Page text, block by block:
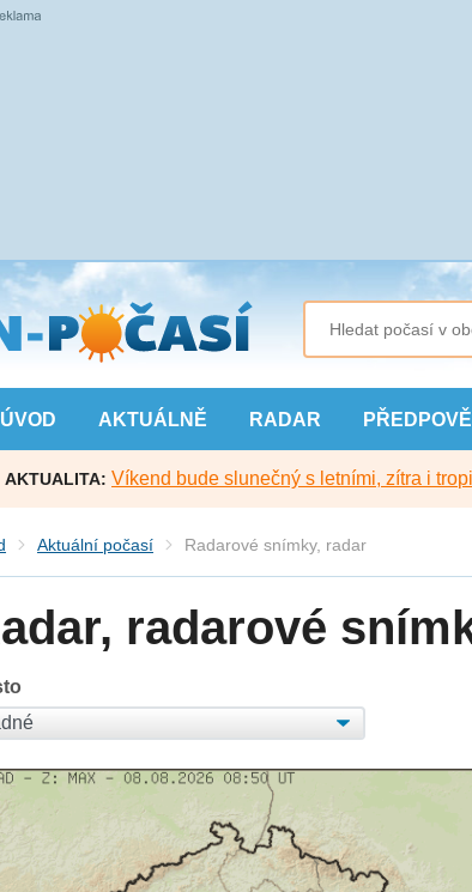
ÚVOD AKTUÁLNĚ RADAR
AKTUALITA: Víkend bude slunečný s letními, zítra i
Aktuální počasí Radarové snímky, radar
radarové